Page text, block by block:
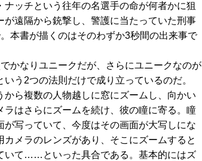
ッチという往年の名選手の命が何者かに狙
遠隔から銃撃し、警護に当たっていた刑事
本書が描くのはそのわずか3秒間の出来事で
かなりユニークだが、さらにユニークなのが
う2つの法則だけで成り立っているのだ。
ら複数の人物越しに窓にズームし、向かい
はさらにズームを続け、彼の瞳に寄る。瞳
写っていて、今度はその画面が大写しにな
メラのレンズがあり、そこにズームすると
いて……といった具合である。基本的にはズ